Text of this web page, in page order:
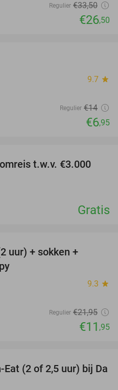
Regulier €33,50
€26,50
9.7 star
Regulier €14
€6,95
t.w.v. €3.000
Gratis
uur) + sokken +
9.3 star
Regulier €21,95
€11 ,95
30%
(2 of 2,5 uur) bij Da